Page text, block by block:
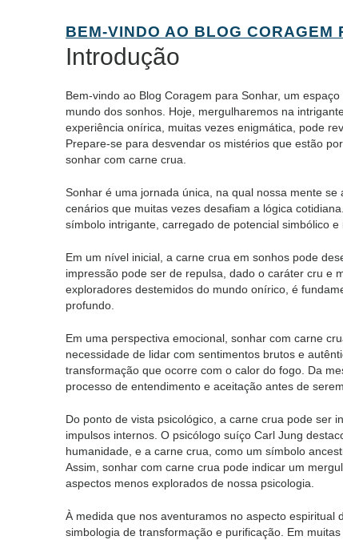
BEM-VINDO AO BLOG CORAGEM
Introdução
Bem-vindo ao Blog Coragem para Sonhar, um
mundo dos sonhos. Hoje, mergulharemos na
experiência onírica, muitas vezes enigmática, pode
Prepare-se para desvendar os mistérios que estão
sonhar com carne crua.
Sonhar é uma jornada única, na qual nossa mente
cenários que muitas vezes desafiam a lógica
símbolo intrigante, carregado de potencial simbólico e
Em um nível inicial, a carne crua em sonhos pode
impressão pode ser de repulsa, dado o caráter cru e
exploradores destemidos do mundo onírico, é
profundo.
Em uma perspectiva emocional, sonhar com carne
necessidade de lidar com sentimentos brutos e
transformação que ocorre com o calor do fogo. Da
processo de entendimento e aceitação antes de
Do ponto de vista psicológico, a carne crua pode ser
impulsos internos. O psicólogo suíço Carl Jung
humanidade, e a carne crua, como um símbolo
Assim, sonhar com carne crua pode indicar um
aspectos menos explorados de nossa psicologia.
À medida que nos aventuramos no aspecto
simbologia de transformação e purificação. Em